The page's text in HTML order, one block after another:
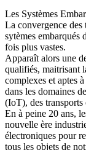
Les Systèmes
La convergence des
sytèmes embarqués
fois plus vastes.
Apparaît alors une
qualifiés, maitrisant
complexes et aptes
dans les domaines
(IoT), des transports
En à peine 20 ans,
nouvelle ère
électroniques pour
tous les objets de